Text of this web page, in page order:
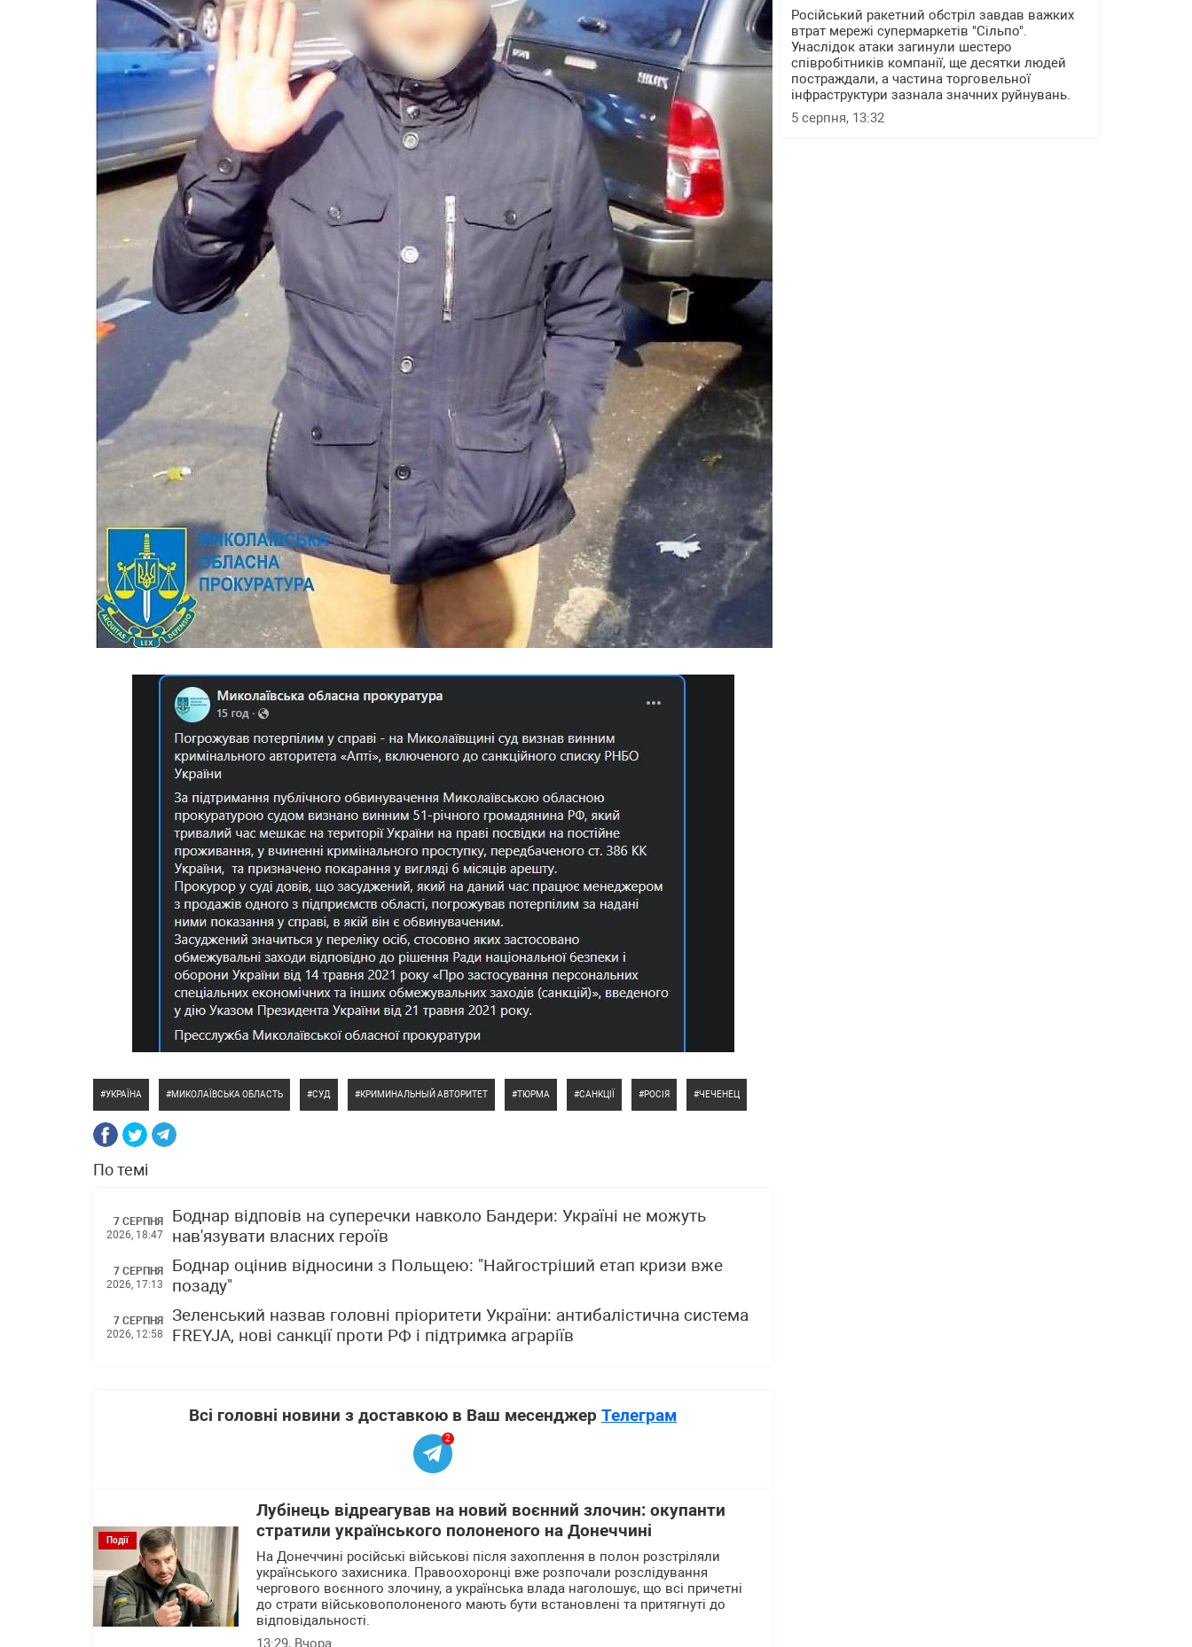
УКРАЇНА МИКОЛАЇВСЬКА ОБЛАСТЬ СУД КРИМИНАЛЬНЫЙ АВТОРИТЕТ ТЮРМА САНКЦІЇ РОСІЯ ЧЕЧЕНЕЦ
По темі
7 СЕРПНЯ
2026, 18:47
Боднар відповів на суперечки навколо Бандери: Україні не можуть
нав'язувати власних героїв
7 СЕРПНЯ
2026, 17:13
Боднар оцінив відносини з Польщею: "Найгостріший етап кризи вже
позаду"
7 СЕРПНЯ
2026, 12:58
Зеленський назвав головні пріоритети України: антибалістична система
FREYJA, нові санкції проти РФ і підтримка аграріїв
Всі головні новини з доставкою в Ваш месенджер Телеграм
2
Події
Лубінець відреагував на новий воєнний злочин: окупанти
стратили українського полоненого на Донеччині
На Донеччині російські військові після захоплення в полон розстріляли
українського захисника. Правоохоронці вже розпочали розслідування
чергового воєнного злочину, а українська влада наголошує, що всі причетні
до страти військовополоненого мають бути встановлені та притягнуті до
відповідальності.
13:29, Вчора
Російський ракетний обстріл завдав важких
втрат мережі супермаркетів "Сільпо".
Унаслідок атаки загинули шестеро
співробітників компанії, ще десятки людей
постраждали, а частина торговельної
інфраструктури зазнала значних руйнувань.
5 серпня, 13:32